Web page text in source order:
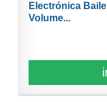
Electrónica
Volume...